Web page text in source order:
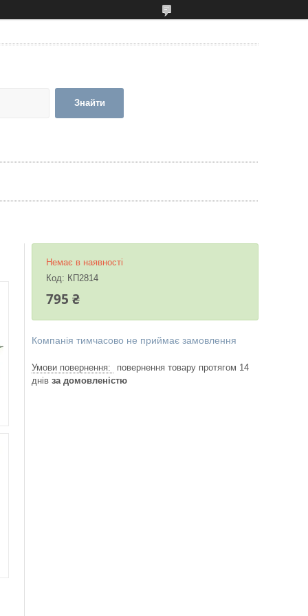
Знайти
Немає в наявності
Код: КП2814
795 ₴
Компанія тимчасово не приймає замовлення
повернення товару протягом 14
днів за домовленістю